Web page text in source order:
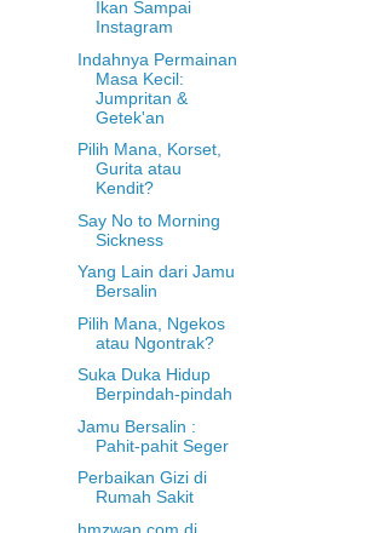
Ikan Sampai
Instagram
Indahnya Permainan
Masa Kecil:
Jumpritan &
Getek'an
Pilih Mana, Korset,
Gurita atau
Kendit?
Say No to Morning
Sickness
Yang Lain dari Jamu
Bersalin
Pilih Mana, Ngekos
atau Ngontrak?
Suka Duka Hidup
Berpindah-pindah
Jamu Bersalin :
Pahit-pahit Seger
Perbaikan Gizi di
Rumah Sakit
hmzwan.com di